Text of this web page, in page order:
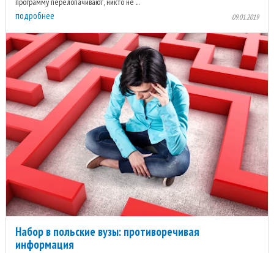
подробнее 09.01.2019
Набор в польские вузы: противоречивая
информация